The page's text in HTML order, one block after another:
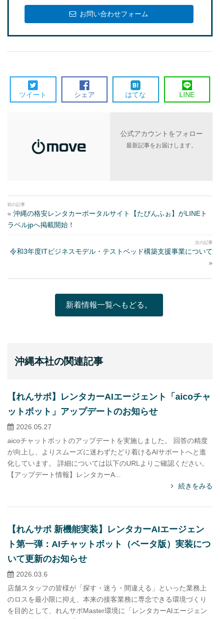
お問い合わせフォーム
ツイート シェア はてな LINE
公式アカウントをフォロー
最新記事をお届けします。
« 沖縄の格安レンタカーポータルサイト【たびんふぉ】がLINEト
ラベルjpへ掲載開始！
令和3年度ITビジネスモデル・テストベッド構築支援事業について
»
新着情報一覧へもどる。
沖縄本社の関連記事
【れんサポ】レンタカーAIエージェント「aicoチャ
ットボット」アップデートのお知らせ
2026.05.27
aicoチャットボットのアップデートを実施しました。 回答の精度
が向上し、よりスムーズに迷わずたどり着けるAIサポートへと進
化しています。 詳細については以下のURLよりご確認ください。
【アップデート情報】レンタカーA...
続きをみる
【れんサポ 新機能実装】レンタカーAIエージェン
ト第一弾：AIチャットボット（ベータ版）実装につ
いて更新のお知らせ
2026.03.6
店舗スタッフの皆様が「探す・迷う・間違える」といった業務上
のロスを最小限に抑え、本来の接客業務に専念できる環境づくり
を目的として、れんサポMaster環境に「レンタカーAIエージェン